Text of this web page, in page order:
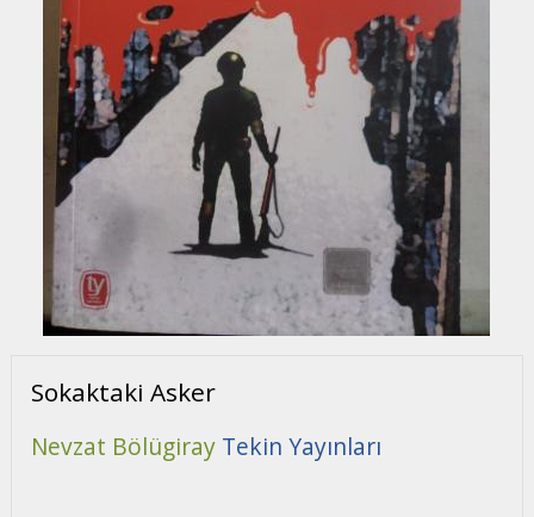
Sokaktaki Asker
Nevzat Bölügiray Tekin Yayınları